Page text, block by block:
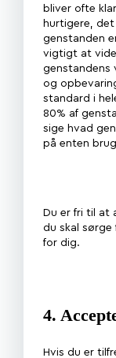
bliver ofte
hurtigere, det
genstanden
vigtigt at
genstandens
og
standard i
80% af
sige hvad
på enten
Du er fri til at
du skal
for dig.
4.
Hvis du er